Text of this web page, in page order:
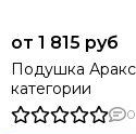
от 1 815 руб
Подушка Аракса полупух 1
категории
0